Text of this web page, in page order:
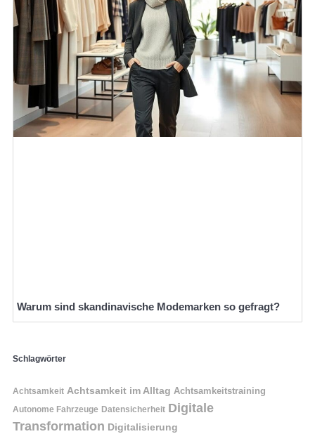
Warum sind skandinavische Modemarken so gefragt?
Schlagwörter
Achtsamkeit Achtsamkeit im Alltag Achtsamkeitstraining
Autonome Fahrzeuge Datensicherheit Digitale
Transformation Digitalisierung